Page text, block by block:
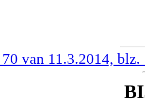
van 11.3.2014, blz.